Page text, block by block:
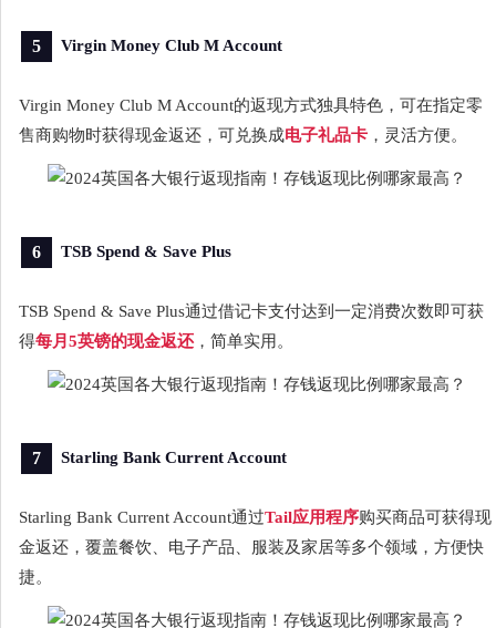
5 Virgin Money Club M Account
Virgin Money Club M Account的返现方式独具特色，可在指定零
售商购物时获得现金返还，可兑换成电子礼品卡 ，灵活方便。
6 TSB Spend & Save Plus
TSB Spend & Save Plus通过借记卡支付达到一定消费次数即可获
得每月5英镑的现金返还，简单实用。
7 Starling Bank Current Account
Starling Bank Current Account通过Tail应用程序购买商品可获得现
金返还，覆盖餐饮、电子产品、服装及家居等多个领域，方便快
捷。